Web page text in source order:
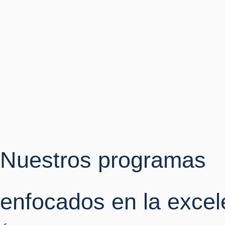
Nuestros programas
enfocados en la